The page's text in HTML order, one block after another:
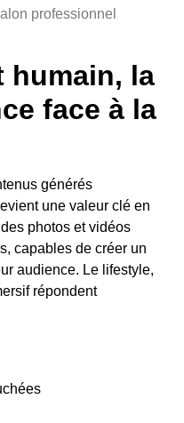
humain, la
face à la
générés
une valeur clé en
photos et vidéos
capables de créer un
audience. Le lifestyle,
répondent